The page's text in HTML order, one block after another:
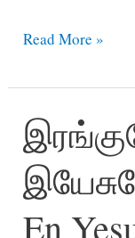
ஜெபவேளை
–
Jebavealai
Emakkanantham
Entrum
Read More »
En